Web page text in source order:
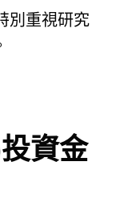
別重視研究
資金